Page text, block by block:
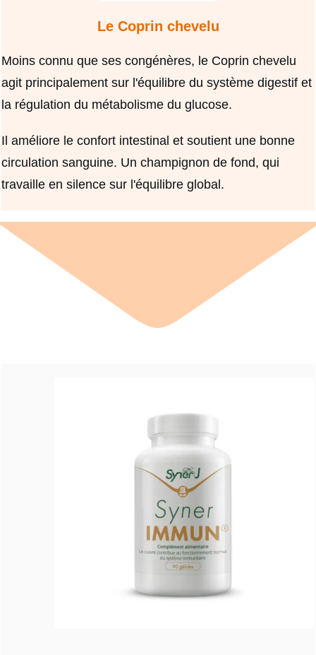
Le Coprin chevelu
Moins connu que ses congénères, le Coprin chevelu
agit principalement sur l'équilibre du système digestif et
la régulation du métabolisme du glucose.
Il améliore le confort intestinal et soutient une bonne
circulation sanguine. Un champignon de fond, qui
travaille en silence sur l'équilibre global.